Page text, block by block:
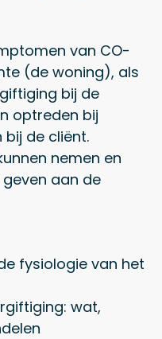
van CO-
(de woning), als
bij de
optreden bij
de cliënt.
nemen en
aan de
fysiologie van het
wat,